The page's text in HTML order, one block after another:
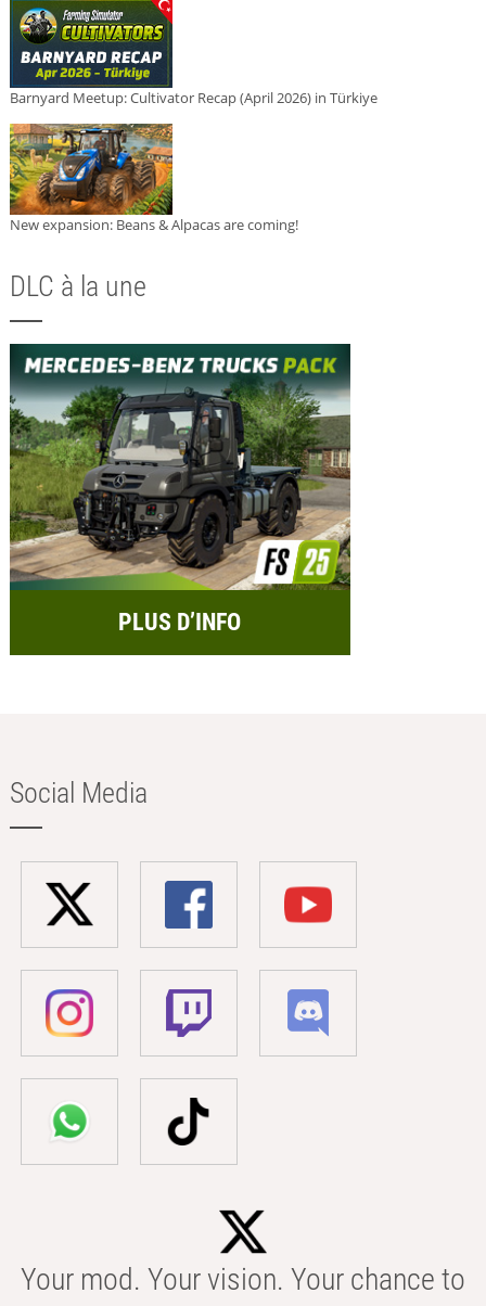
Barnyard Meetup: Cultivator Recap (April 2026) in Türkiye
New expansion: Beans & Alpacas are coming!
DLC à la une
PLUS D’INFO
Social Media
Your mod. Your vision. Your chance to